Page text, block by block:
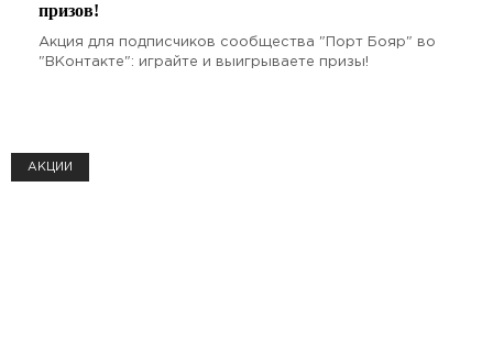
призов!
Акция для подписчиков сообщества "Порт Бояр" во
"ВКонтакте": играйте и выигрываете призы!
АКЦИИ